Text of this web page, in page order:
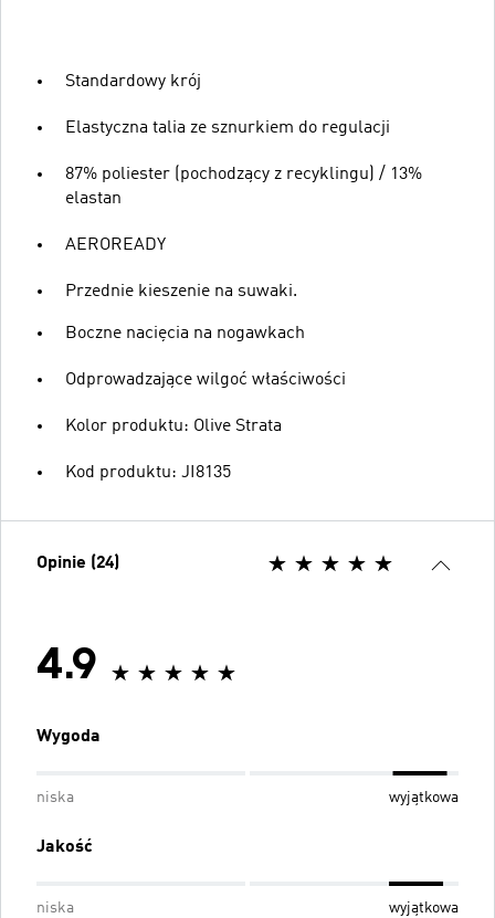
Standardowy krój
Elastyczna talia ze sznurkiem do regulacji
87% poliester (pochodzący z recyklingu) / 13%
elastan
AEROREADY
Przednie kieszenie na suwaki.
Boczne nacięcia na nogawkach
Odprowadzające wilgoć właściwości
Kolor produktu: Olive Strata
Kod produktu: JI8135
Opinie (24)
4.9
Wygoda
niska wyjątkowa
Jakość
niska wyjątkowa